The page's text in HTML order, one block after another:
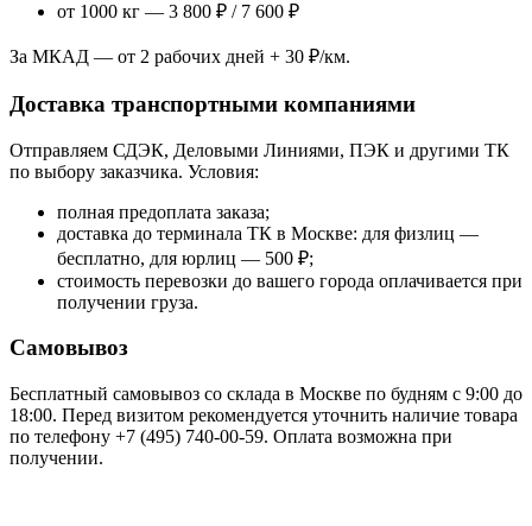
от 1000 кг — 3 800 ₽ / 7 600 ₽
За МКАД — от 2 рабочих дней + 30 ₽/км.
Доставка транспортными компаниями
Отправляем СДЭК, Деловыми Линиями, ПЭК и другими ТК
по выбору заказчика. Условия:
полная предоплата заказа;
доставка до терминала ТК в Москве: для физлиц —
бесплатно, для юрлиц — 500 ₽;
стоимость перевозки до вашего города оплачивается при
получении груза.
Самовывоз
Бесплатный самовывоз со склада в Москве по будням с 9:00 до
18:00. Перед визитом рекомендуется уточнить наличие товара
по телефону +7 (495) 740-00-59. Оплата возможна при
получении.